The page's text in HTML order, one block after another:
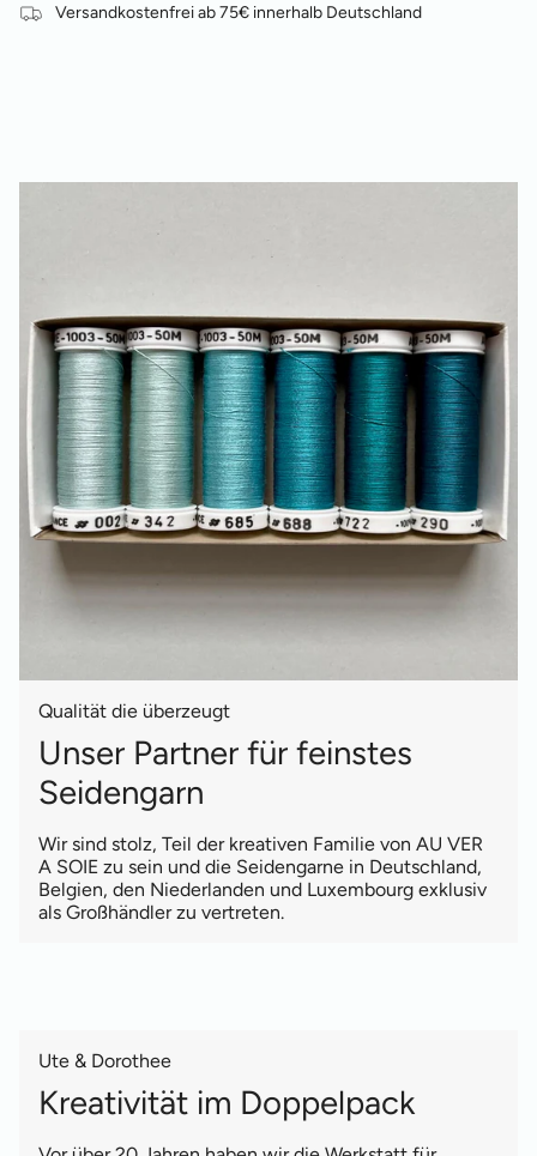
Versandkostenfrei ab 75€ innerhalb Deutschland
Qualität die überzeugt
Unser Partner für feinstes
Seidengarn
Wir sind stolz, Teil der kreativen Familie von AU VER
A SOIE zu sein und die Seidengarne in Deutschland,
Belgien, den Niederlanden und Luxembourg exklusiv
als Großhändler zu vertreten.
Ute & Dorothee
Kreativität im Doppelpack